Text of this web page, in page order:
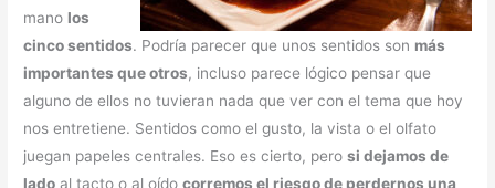
mano los
cinco sentidos. Podría parecer que unos sentidos son más
importantes que otros, incluso parece lógico pensar que
alguno de ellos no tuvieran nada que ver con el tema que hoy
nos entretiene. Sentidos como el gusto, la vista o el olfato
juegan papeles centrales. Eso es cierto, perosi dejamos de
lado al tacto o al oídocorremos el riesgo de perdernos una